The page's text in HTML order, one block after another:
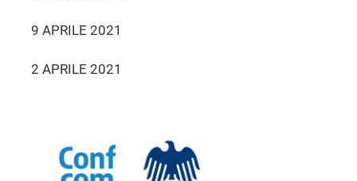
9 APRILE 2021
2 APRILE 2021